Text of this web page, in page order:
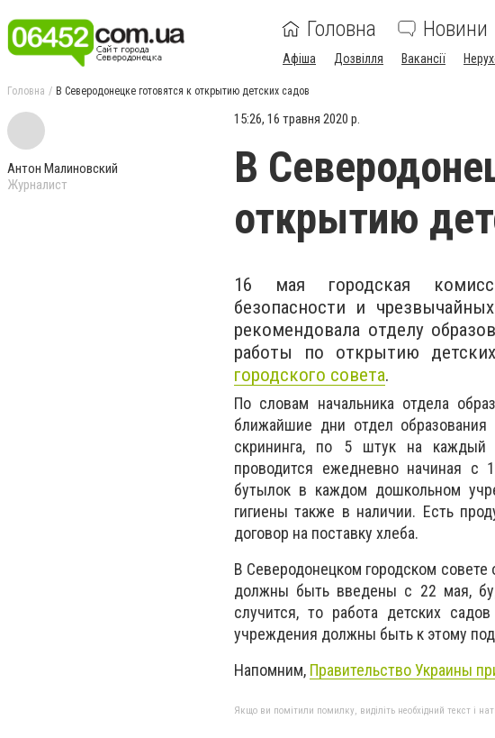
Головна Новини
Афіша Дозвілля Вакансії
Головна В Северодонецке готовятся к открытию детских садов
Антон Малиновский
Журналист
15:26, 16 травня 2020 р.
В
открытию
16 мая городская
безопасности и
рекомендовала отделу
работы по открытию
городского совета.
По словам начальника отдела
ближайшие дни отдел образования
скрининга, по 5 штук на каждый
проводится ежедневно начиная с
бутылок в каждом дошкольном
гигиены также в наличии. Есть
договор на поставку хлеба.
В Северодонецком городском
должны быть введены с 22 мая,
случится, то работа детских
учреждения должны быть к этому
Напомним, Правительство Украины
Якщо ви помітили помилку, виділіть необхідний текст і